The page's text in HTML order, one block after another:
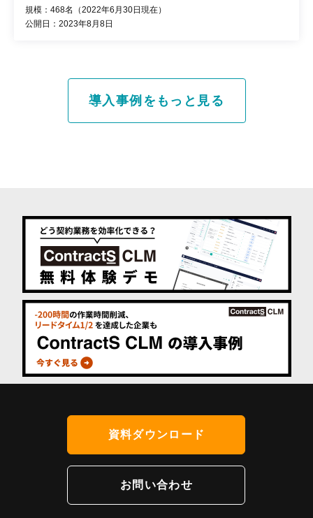
規模：468名（2022年6月30日現在）
公開日：2023年8月8日
導入事例をもっと見る
資料ダウンロード
お問い合わせ